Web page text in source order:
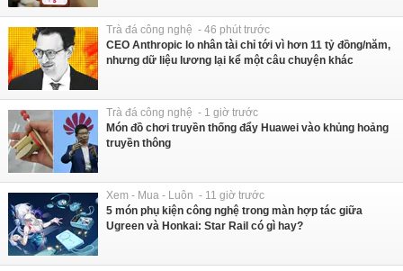
Trà đá công nghệ - 46 phút trước
CEO Anthropic lo nhân tài chỉ tới vì hơn 11 tỷ đồng/năm,
nhưng dữ liệu lương lại kể một câu chuyện khác
Trà đá công nghệ - 1 giờ trước
Món đồ chơi truyền thống đẩy Huawei vào khủng hoảng
truyền thông
Xem - Mua - Luôn - 11 giờ trước
5 món phụ kiện công nghệ trong màn hợp tác giữa
Ugreen và Honkai: Star Rail có gì hay?